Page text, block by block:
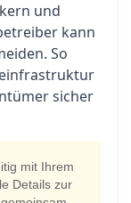
und
kann
So
sicher
mit Ihrem
Details zur